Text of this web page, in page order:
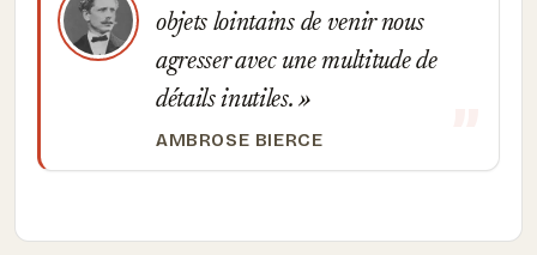
objets lointains de venir nous
agresser avec une multitude de
détails inutiles.
AMBROSE BIERCE